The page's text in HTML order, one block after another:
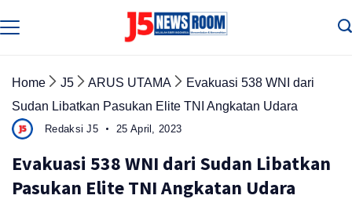
to
Home J5 ARUS UTAMA
Evakuasi 538 WNI dari
Sudan Libatkan Pasukan Elite TNI Angkatan Udara
Redaksi J5 25 April, 2023
Evakuasi 538 WNI dari Sudan Libatkan
Pasukan Elite TNI Angkatan Udara